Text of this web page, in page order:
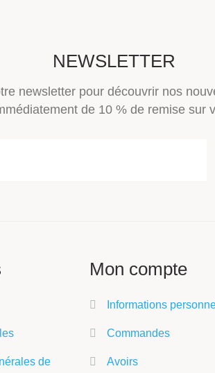
NEWSLETTER
newsletter pour découvrir nos
de 10 % de remise sur
de
Mon compte
Informations
Commandes
Avoirs